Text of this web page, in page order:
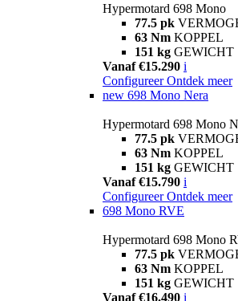
Hypermotard 698 Mono
77.5 pk
63 Nm KOPPEL
151 kg GEWICHT
Vanaf €15.290 i
Configureer Ontdek meer
new 698 Mono Nera
Hypermotard 698 Mono
77.5 pk
63 Nm KOPPEL
151 kg GEWICHT
Vanaf €15.790 i
Configureer Ontdek meer
698 Mono RVE
Hypermotard 698 Mono
77.5 pk
63 Nm KOPPEL
151 kg GEWICHT
Vanaf €16.490 i